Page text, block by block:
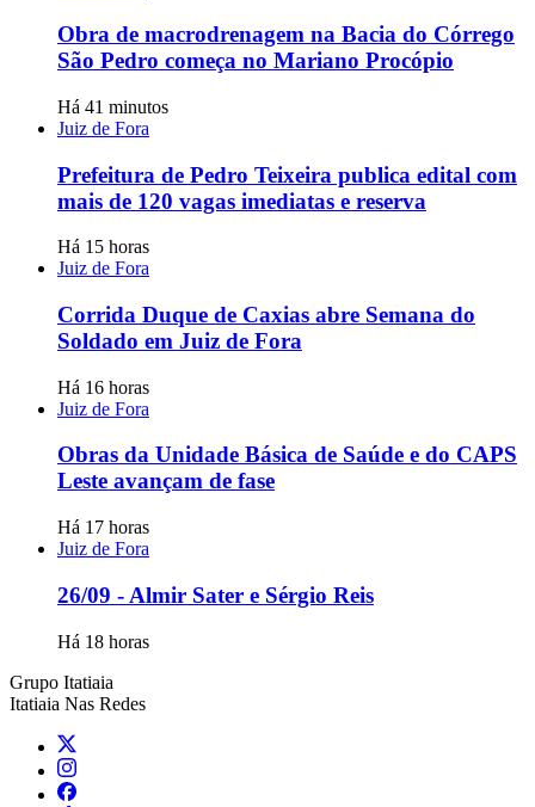
Obra de macrodrenagem na Bacia do Córrego
São Pedro começa no Mariano Procópio
Há 41 minutos
Juiz de Fora
Prefeitura de Pedro Teixeira publica edital com
mais de 120 vagas imediatas e reserva
Há 15 horas
Juiz de Fora
Corrida Duque de Caxias abre Semana do
Soldado em Juiz de Fora
Há 16 horas
Juiz de Fora
Obras da Unidade Básica de Saúde e do CAPS
Leste avançam de fase
Há 17 horas
Juiz de Fora
26/09 - Almir Sater e Sérgio Reis
Há 18 horas
Grupo Itatiaia
Itatiaia Nas Redes